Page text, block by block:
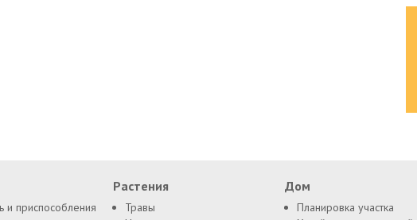
и приспособления
Растения
Травы
Дом
Планировка участка